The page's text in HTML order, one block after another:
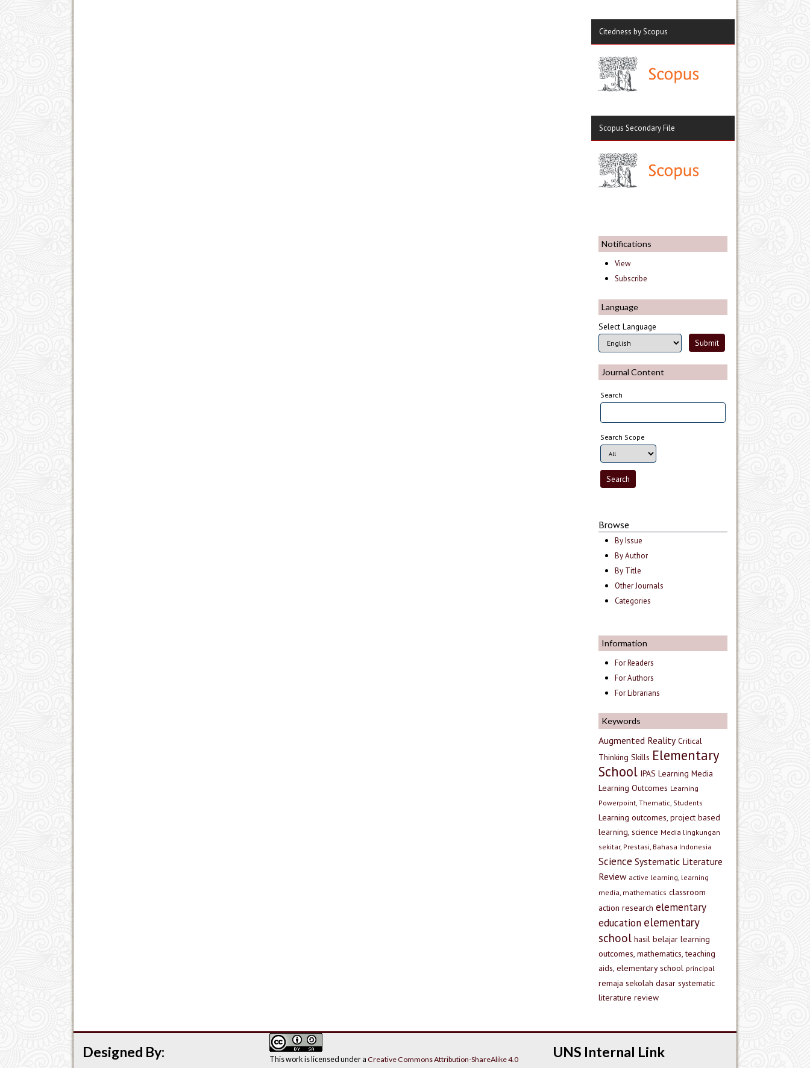
Citedness by Scopus
Scopus Secondary File
Notifications
View
Subscribe
Language
Select Language
Journal Content
Search
Search Scope
Browse
By Issue
By Author
By Title
Other Journals
Categories
Information
For Readers
For Authors
For Librarians
Keywords
Augmented Reality Critical
Thinking Skills Elementary
School IPAS Learning Media
Learning Outcomes Learning
Powerpoint, Thematic, Students
Learning outcomes, project based
learning, science Media lingkungan
sekitar, Prestasi, Bahasa Indonesia
Science Systematic Literature
Review active learning, learning
media, mathematics classroom
action research elementary
education elementary
school hasil belajar learning
outcomes, mathematics, teaching
aids, elementary school principal
remaja sekolah dasar systematic
literature review
UNS Internal Link
This work is licensed under aCreative Commons Attribution-ShareAlike 4.0
Designed By: